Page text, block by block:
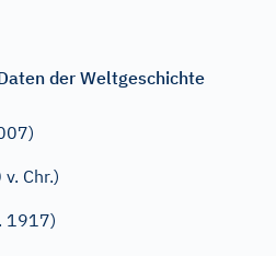
der Weltgeschichte
Chr.)
1917)